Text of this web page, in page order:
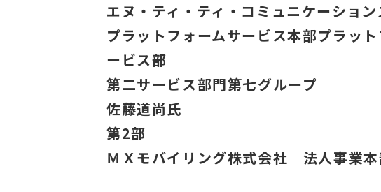
エヌ・ティ・ティ・コミュニケーショ
プラットフォームサービス本部プラッ
ービス部
第二サービス部門第七グループ
佐藤道尚氏
第2部
ＭＸモバイリング株式会社 法人事業